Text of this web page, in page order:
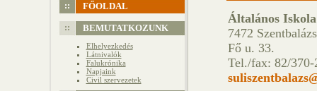
FŐOLDAL
BEMUTATKOZUNK
Elhelyezkedés
Látnivalók
Falukrónika
Napjaink
Civil szervezetek
Általános Iskola
7472 Szentbalázs
Fő u. 33.
Tel./fax: 82/370-